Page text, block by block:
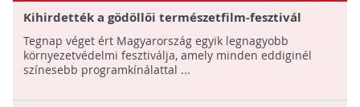
Kihirdették a gödöllői természetfilm-fesztivál
nyerteseit - A Vadlovak - Hortobágyi mese kapta a
fődíjat
Tegnap véget ért Magyarország egyik legnagyobb
környezetvédelmi fesztiválja, amely minden eddiginél
színesebb programkínálattal ...